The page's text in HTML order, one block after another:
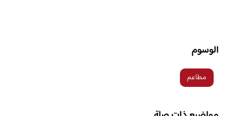
الوسوم
مطاعم